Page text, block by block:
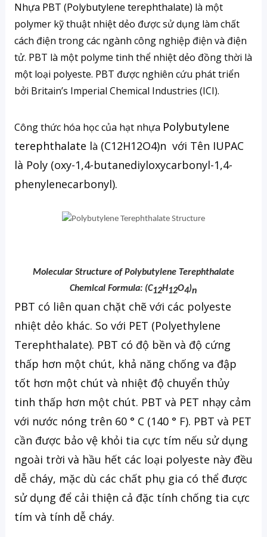
Nhựa PBT (Polybutylene terephthalate) là một
polymer kỹ thuật nhiệt dẻo được sử dụng làm chất
cách điện trong các ngành công nghiệp điện và điện
tử. PBT là một polyme tinh thể nhiệt dẻo đồng thời là
một loại polyeste. PBT được nghiên cứu phát triển
bởi Britain’s Imperial Chemical Industries (ICI).
Công thức hóa học của hạt nhựa Polybutylene
terephthalate là (C12H12O4)n với Tên IUPAC
là Poly (oxy-1,4-butanediyloxycarbonyl-1,4-
phenylenecarbonyl).
Molecular Structure of Polybutylene Terephthalate
Chemical Formula: (C12H12O4)n
PBT có liên quan chặt chẽ với các polyeste
nhiệt dẻo khác. So với PET (Polyethylene
Terephthalate). PBT có độ bền và độ cứng
thấp hơn một chút, khả năng chống va đập
tốt hơn một chút và nhiệt độ chuyển thủy
tinh thấp hơn một chút. PBT và PET nhạy cảm
với nước nóng trên 60 ° C (140 ° F). PBT và PET
cần được bảo vệ khỏi tia cực tím nếu sử dụng
ngoài trời và hầu hết các loại polyeste này đều
dễ cháy, mặc dù các chất phụ gia có thể được
sử dụng để cải thiện cả đặc tính chống tia cực
tím và tính dễ cháy.